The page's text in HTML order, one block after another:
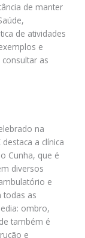
de manter
de atividades
e
consultar as
na
a clínica
Cunha, que é
diversos
e
todas as
ombro,
também é
e